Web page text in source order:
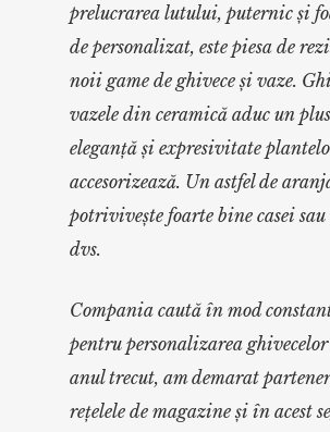
prelucrarea lutului, puternic și
de personalizat, este piesa de
noii game de ghivece și vaze.
vazele din ceramică aduc un
eleganță și expresivitate
accesorizează. Un astfel de
potrivivește foarte bine casei
dvs.
Compania caută în mod
pentru personalizarea ghivecelor
anul trecut, am demarat
rețelele de magazine și în acest